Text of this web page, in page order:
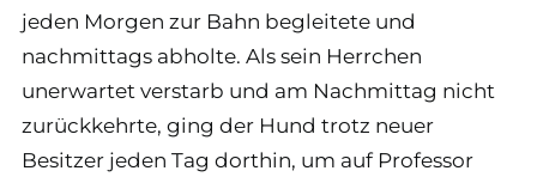
jeden Morgen zur Bahn begleitete und
nachmittags abholte. Als sein Herrchen
unerwartet verstarb und am Nachmittag nicht
zurückkehrte, ging der Hund trotz neuer
Besitzer jeden Tag dorthin, um auf Professor